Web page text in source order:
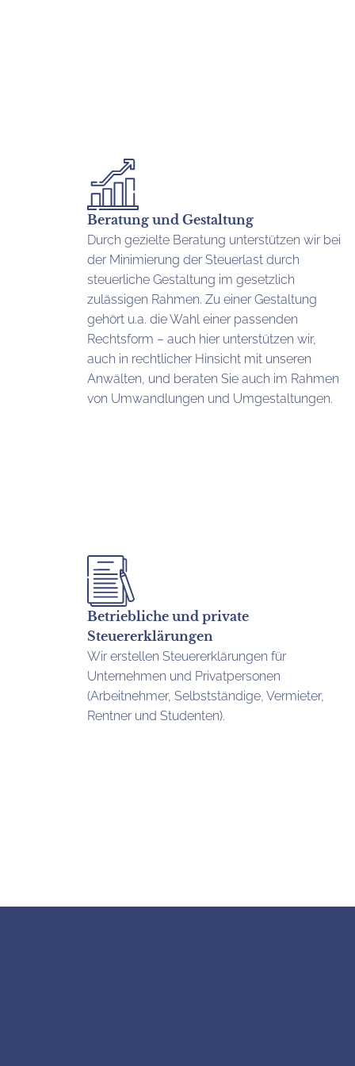
Beratung und Gestaltung
Durch gezielte Beratung unterstützen wir bei
der Minimierung der Steuerlast durch
steuerliche Gestaltung im gesetzlich
zulässigen Rahmen. Zu einer Gestaltung
gehört u.a. die Wahl einer passenden
Rechtsform – auch hier unterstützen wir,
auch in rechtlicher Hinsicht mit unseren
Anwälten, und beraten Sie auch im Rahmen
von Umwandlungen und Umgestaltungen.
Betriebliche und private
Steuererklärungen
Wir erstellen Steuererklärungen für
Unternehmen und Privatpersonen
(Arbeitnehmer, Selbstständige, Vermieter,
Rentner und Studenten).